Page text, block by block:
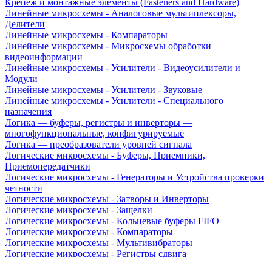
Крепёж и монтажные элементы (Fasteners and Hardware)
Линейные микросхемы - Аналоговые мультиплексоры,
Делители
Линейные микросхемы - Компараторы
Линейные микросхемы - Микросхемы обработки
видеоинформации
Линейные микросхемы - Усилители - Видеоусилители и
Модули
Линейные микросхемы - Усилители - Звуковые
Линейные микросхемы - Усилители - Специального
назначения
Логика — буферы, регистры и инверторы —
многофункциональные, конфигурируемые
Логика — преобразователи уровней сигнала
Логические микросхемы - Буферы, Приемники,
Приемопередатчики
Логические микросхемы - Генераторы и Устройства проверки
четности
Логические микросхемы - Затворы и Инверторы
Логические микросхемы - Защелки
Логические микросхемы - Кольцевые буферы FIFO
Логические микросхемы - Компараторы
Логические микросхемы - Мультивибраторы
Логические микросхемы - Регистры сдвига